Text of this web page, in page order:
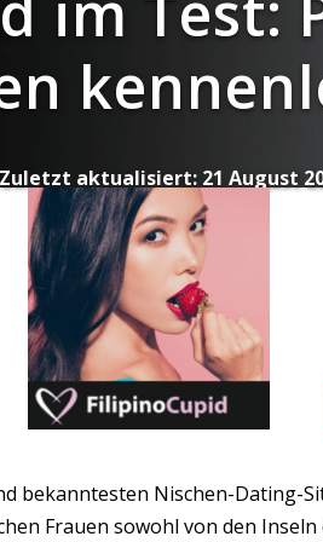
Zuletzt aktualisiert: 21 August
bekanntesten Nischen-Dating-
Frauen sowohl von den